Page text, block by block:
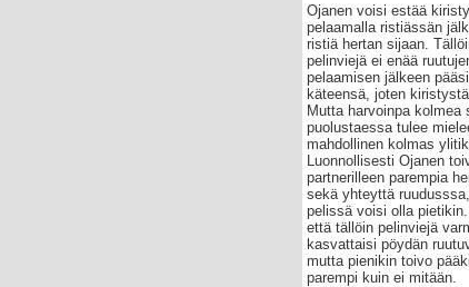
Ojanen voisi estää
pelaamalla ristiässän
ristiä hertan sijaan.
pelinviejä ei enää
pelaamisen jälkeen
käteensä, joten kiristystä
Mutta harvoinpa kolmea
puolustaessa tulee
mahdollinen kolmas
Luonnollisesti Ojanen
partnerilleen parempia
sekä yhteyttä
pelissä voisi olla pietikin.
että tällöin pelinviejä
kasvattaisi pöydän
mutta pienikin toivo
parempi kuin ei mitään.